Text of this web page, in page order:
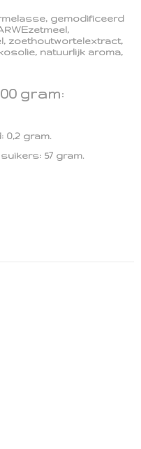
gemodificeerd
zoethoutwortelextract,
natuurlijk aroma,
gram:
0,2 gram.
57 gram.